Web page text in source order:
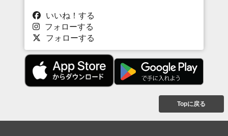
いいね！する
フォローする
フォローする
Topに戻る